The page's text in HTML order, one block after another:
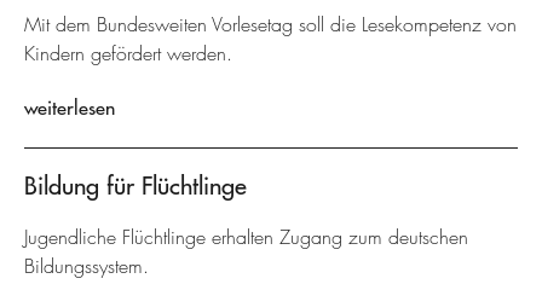
Mit dem Bundesweiten Vorlesetag soll die Lesekompetenz von
Kindern gefördert werden.
weiterlesen
Bildung für Flüchtlinge
Jugendliche Flüchtlinge erhalten Zugang zum deutschen
Bildungssystem.